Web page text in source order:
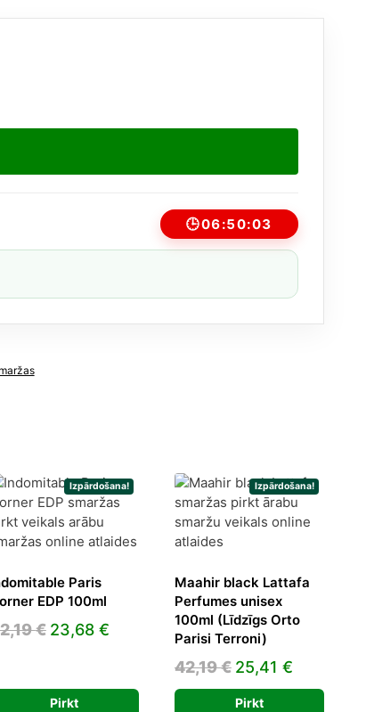
🕒06:50:03
Izpārdošana!
Paris
EDP 100ml
€ Original
42,19 €.
23,68 €Current
Pirkt
Izpārdošana!
Maahir black Lattafa
Perfumes unisex
100ml (Līdzīgs Orto
Parisi Terroni)
42,19€ Original
price
25,41 €Current
price
Pirkt